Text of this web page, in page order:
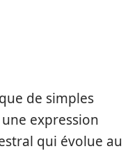
de simples
expression
qui évolue au